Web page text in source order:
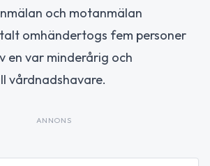
och motanmälan
omhändertogs fem personer
en var minderårig och
vårdnadshavare.
ANNONS